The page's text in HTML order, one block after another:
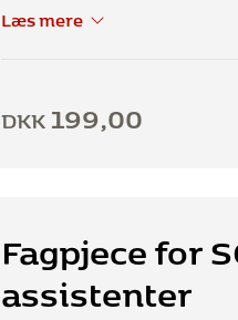
Læs mere
DKK199,00
Fagpjece for
assistenter